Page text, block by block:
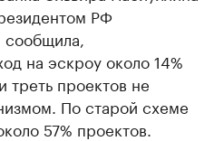
РФ
на эскроу около 14%
треть проектов не
По старой схеме
57% проектов.